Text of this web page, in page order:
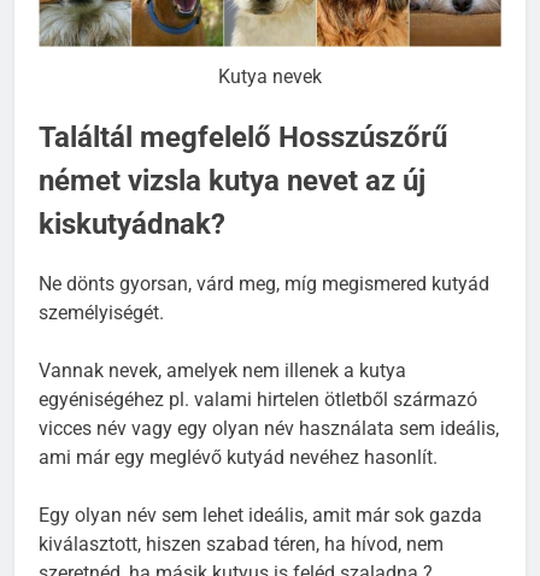
Kutya nevek
Találtál megfelelő Hosszúszőrű
német vizsla kutya nevet az új
kiskutyádnak?
Ne dönts gyorsan, várd meg, míg megismered kutyád
személyiségét.
Vannak nevek, amelyek nem illenek a kutya
egyéniségéhez pl. valami hirtelen ötletből származó
vicces név vagy egy olyan név használata sem ideális,
ami már egy meglévő kutyád nevéhez hasonlít.
Egy olyan név sem lehet ideális, amit már sok gazda
kiválasztott, hiszen szabad téren, ha hívod, nem